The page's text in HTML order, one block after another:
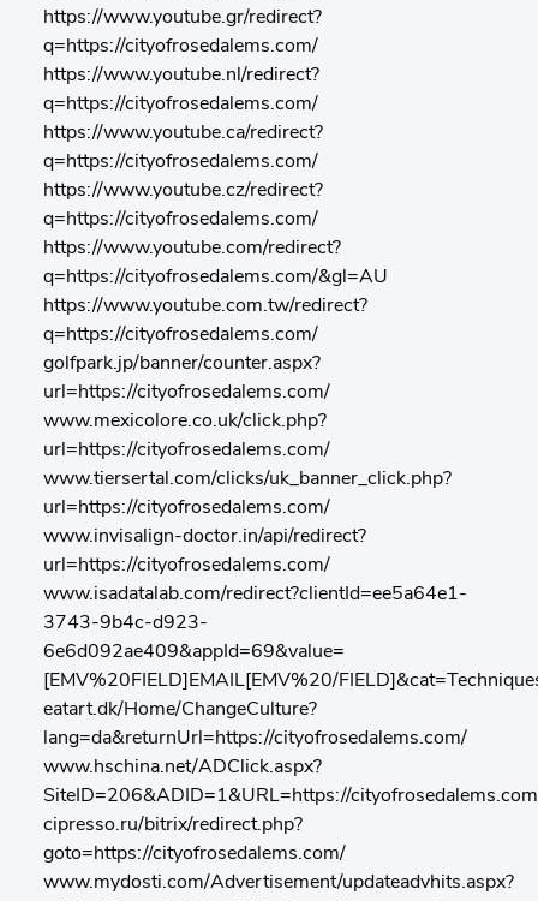
https://www.youtube.gr/redirect?
q=https://cityofrosedalems.com/
https://www.youtube.nl/redirect?
q=https://cityofrosedalems.com/
https://www.youtube.ca/redirect?
q=https://cityofrosedalems.com/
https://www.youtube.cz/redirect?
q=https://cityofrosedalems.com/
https://www.youtube.com/redirect?
q=https://cityofrosedalems.com/&gl=AU
https://www.youtube.com.tw/redirect?
q=https://cityofrosedalems.com/
golfpark.jp/banner/counter.aspx?
url=https://cityofrosedalems.com/
www.mexicolore.co.uk/click.php?
url=https://cityofrosedalems.com/
www.tiersertal.com/clicks/uk_banner_click.php?
url=https://cityofrosedalems.com/
www.invisalign-doctor.in/api/redirect?
url=https://cityofrosedalems.com/
www.isadatalab.com/redirect?clientId=ee5a64e1-
3743-9b4c-d923-
6e6d092ae409&appId=69&value=
[EMV%20FIELD]EMAIL[EMV%20/
eatart.dk/Home/ChangeCulture?
lang=da&returnUrl=https://cityofrosedalems.com/
www.hschina.net/ADClick.aspx?
SiteID=206&ADID=1&URL=https://
cipresso.ru/bitrix/redirect.php?
goto=https://cityofrosedalems.com/
www.mydosti.com/Advertisement/updateadvhits.aspx?